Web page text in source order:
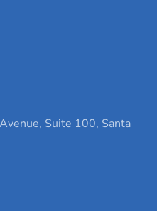
Suite 100, Santa